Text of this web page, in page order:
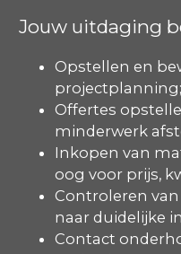
Jouw uitdaging
Opstellen en
projectplanning;
Offertes
minderwerk
Inkopen van
oog voor prijs,
Controleren
naar duidelijke
Contact